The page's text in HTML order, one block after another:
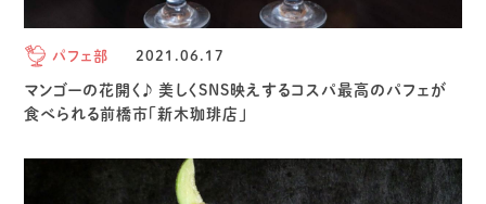
パフェ部 2021.06.17
マンゴーの花開く♪ 美しくSNS映えするコスパ最高のパフェが
食べられる前橋市「新木珈琲店」